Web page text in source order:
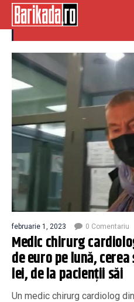
cardiolog
februarie 1, 2023 0 Comentariu
Medic chirurg
de euro pe lună,
lei, de la pacienţii săi
Un medic chirurg cardiolog